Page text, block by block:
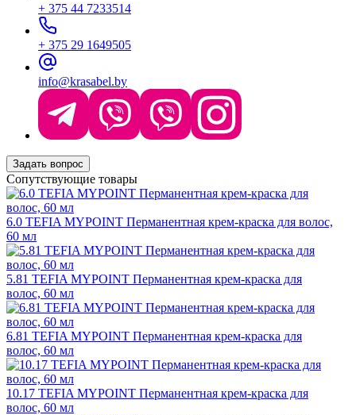
+ 375 44 7233514
+ 375 29 1649505
info@krasabel.by
Задать вопрос
Сопутствующие товары
6.0 TEFIA MYPOINT Перманентная крем-краска для волос,
60 мл
5.81 TEFIA MYPOINT Перманентная крем-краска для
волос, 60 мл
6.81 TEFIA MYPOINT Перманентная крем-краска для
волос, 60 мл
10.17 TEFIA MYPOINT Перманентная крем-краска для
волос, 60 мл